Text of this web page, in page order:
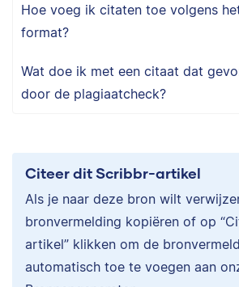
Hoe voeg ik citaten toe volgens
format?
Wat doe ik met een citaat dat
door de plagiaatcheck?
Citeer dit Scribbr-artikel
Als je naar deze bron wilt
bronvermelding kopiëren of op
artikel” klikken om de
automatisch toe te voegen aan